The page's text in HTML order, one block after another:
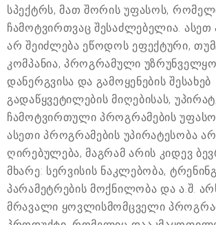
სპექტრს, მათ შორის უფასოს,
ჩამოტვირთვაც შესაძლებელია.
არ შეიძლება ეწოდოს ეფექტური,
კომპანია, პროგრამული
დანერგვისა და გამოყენების შესახებ
გადაწყვეტილების მიღებისას,
ჩამოტვირთული პროგრამების უფასო
ასეთი პროგრამების უპირატესობა
ღირებულება, მაგრამ არის კიდევ
მხარე: სერვისის ნაკლებობა,
პარამეტრების მოქნილობა და ა.შ.
მრავალი ყოვლისმომცველი